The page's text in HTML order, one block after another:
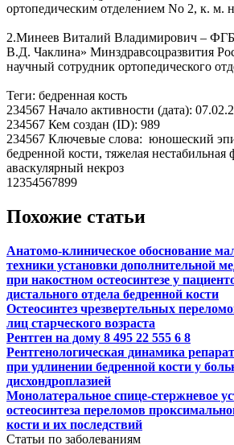
ортопедическим отделением No 2, к. м.
2.Минеев Виталий Владимирович –
В.Д. Чаклина» Минздравсоцразвития
научный сотрудник ортопедического
Теги: бедренная кость
234567 Начало активности (дата):
234567 Кем создан (ID): 989
234567 Ключевые слова: юношеский
бедренной кости, тяжелая нестабильная
аваскулярный некроз
12354567899
Похожие статьи
Анатомо-клиническое обоснование
техники установки дополнительной
при накостном остеосинтезе у
дистального отдела бедренной кости
Остеосинтез чрезвертельных
лиц старческого возраста
Рентген на дому 8 495 22 555 6 8
Рентгенологическая динамика
при удлинении бедренной кости у
дисхондроплазией
Монолатеральное спице-стержневое
остеосинтеза переломов
кости и их последствий
Статьи по заболеваниям